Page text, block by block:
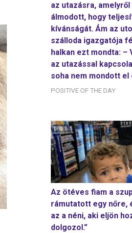
az utazásra, amelyről
álmodott, hogy
kívánságát. Ám az
szálloda igazgatója
halkan ezt mondta: –
az utazással
soha nem mondott el
POSITIVE OF THE DAY
Az ötéves fiam a
rámutatott egy nőre,
az a néni, aki eljön
dolgozol.”